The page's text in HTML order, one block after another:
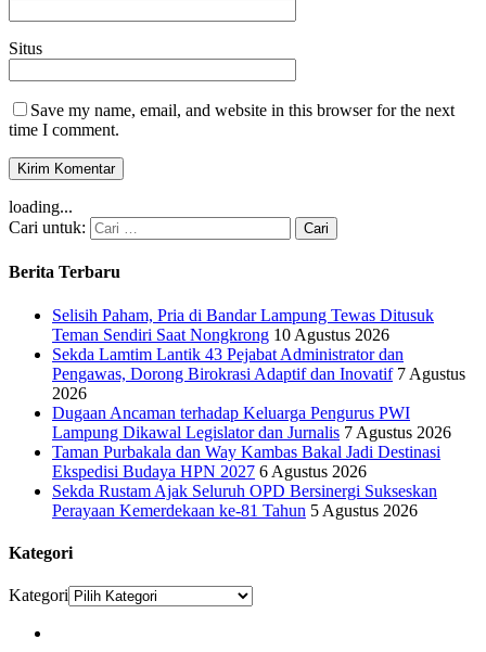
Situs
Save my name, email, and website in this browser for the next
time I comment.
loading...
Cari untuk:
Berita Terbaru
Selisih Paham, Pria di Bandar Lampung Tewas Ditusuk
Teman Sendiri Saat Nongkrong 10 Agustus 2026
Sekda Lamtim Lantik 43 Pejabat Administrator dan
Pengawas, Dorong Birokrasi Adaptif dan Inovatif 7 Agustus
2026
Dugaan Ancaman terhadap Keluarga Pengurus PWI
Lampung Dikawal Legislator dan Jurnalis 7 Agustus 2026
Taman Purbakala dan Way Kambas Bakal Jadi Destinasi
Ekspedisi Budaya HPN 2027 6 Agustus 2026
Sekda Rustam Ajak Seluruh OPD Bersinergi Sukseskan
Perayaan Kemerdekaan ke-81 Tahun 5 Agustus 2026
Kategori
Kategori